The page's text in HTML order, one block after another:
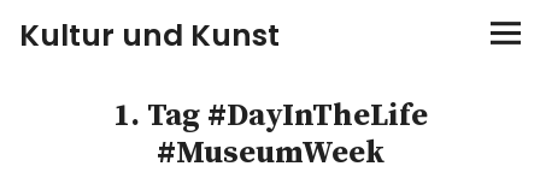
Kultur und Kunst
Ausstellungen
1. Tag #DayInTheLife
#MuseumWeek